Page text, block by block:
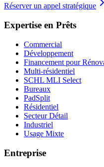
Réserver un appel stratégique
Expertise en Prêts
Commercial
Développement
Financement pour
Multi-résidentiel
SCHL MLI Select
Bureaux
PadSplit
Résidentiel
Secteur Détail
Industriel
Usage Mixte
Entreprise